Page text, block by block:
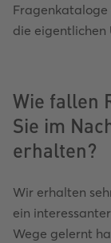
Fragenkataloge
die eigentlichen
Wie fallen
Sie im
erhalten?
Wir erhalten
ein
Wege gelernt